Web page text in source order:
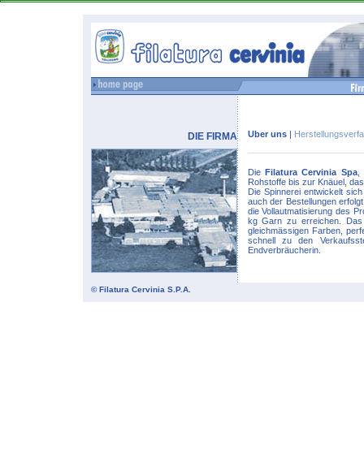
DIE FIRMA Uber uns|
Die Filatura Cervinia Spa,
Rohstoffe bis zur Knäuel,
Die Spinnerei entwickelt
auch der Bestellungen
die Vollautmatisierung des
kg Garn zu erreichen. Das
gleichmässigen Farben,
schnell zu den
Endverbräucherin.
© Filatura Cervinia S.P.A.